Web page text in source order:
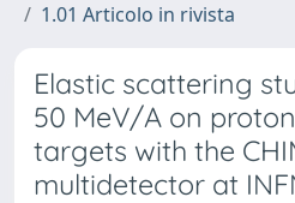
1.01 Articolo in rivista
Elastic scattering
50 MeV/A on
targets with the
multidetector at